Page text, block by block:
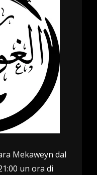
Mekaweyn dal
un ora di